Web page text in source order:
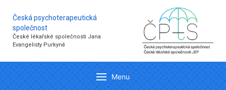
Česká psychoterapeutická
společnost
České lékařské společnosti Jana
Evangelisty Purkyně
Menu